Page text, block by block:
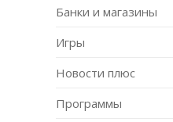
Банки и магазины
Игры
Новости плюс
Программы